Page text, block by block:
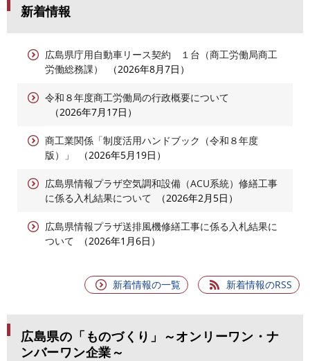
新着情報
広島県庁用自動車リース契約 １台（商工労働局商工
労働総務課）
2026年8月7日
令和８年度商工労働局の行政概要について
2026年7月17日
商工業関係「制度活用ハンドブック（令和８年度
版）」
2026年5月19日
広島県情報プラザ空気調和設備（ACU系統）修繕工事
に係る入札結果について
2026年2月5日
広島県情報プラザ送排風機修繕工事に係る入札結果に
ついて
2026年1月6日
新着情報の一覧 新着情報のRSS
広島県の「ものづくり」～オンリーワン・ナ
ンバーワン企業～